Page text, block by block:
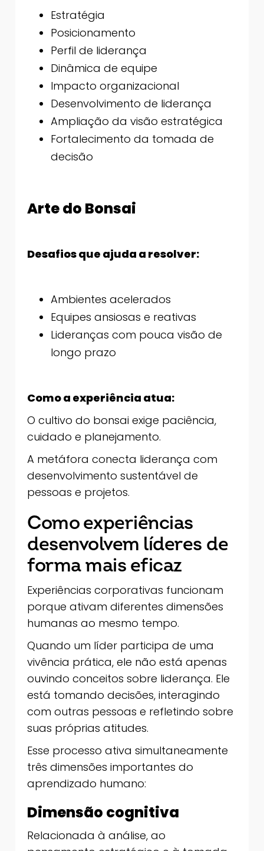
Estratégia
Posicionamento
Perfil de liderança
Dinâmica de equipe
Impacto organizacional
Desenvolvimento de liderança
Ampliação da visão estratégica
Fortalecimento da tomada de
decisão
Arte do Bonsai
Desafios que ajuda a resolver:
Ambientes acelerados
Equipes ansiosas e reativas
Lideranças com pouca visão de
longo prazo
Como a experiência atua:
O cultivo do bonsai exige paciência,
cuidado e planejamento.
A metáfora conecta liderança com
desenvolvimento sustentável de
pessoas e projetos.
Como experiências
desenvolvem líderes de
forma mais eficaz
Experiências corporativas funcionam
porque ativam diferentes dimensões
humanas ao mesmo tempo.
Quando um líder participa de uma
vivência prática, ele não está apenas
ouvindo conceitos sobre liderança. Ele
está tomando decisões, interagindo
com outras pessoas e refletindo sobre
suas próprias atitudes.
Esse processo ativa simultaneamente
três dimensões importantes do
aprendizado humano:
Dimensão cognitiva
Relacionada à análise, ao